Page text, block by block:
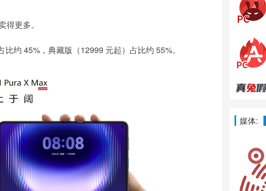
更多。
约 45%，典藏版（12999 元起）占比约 55%。
媒体: